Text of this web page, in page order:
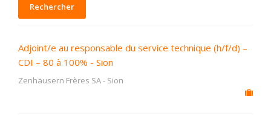
Rechercher
Adjoint/e au responsable du service technique (h/f/d) –
CDI – 80 à 100% - Sion
Zenhäusern Frères SA- Sion